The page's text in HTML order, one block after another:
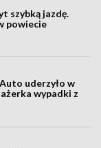
szybką jazdę.
powiecie
uderzyło w
wypadki z